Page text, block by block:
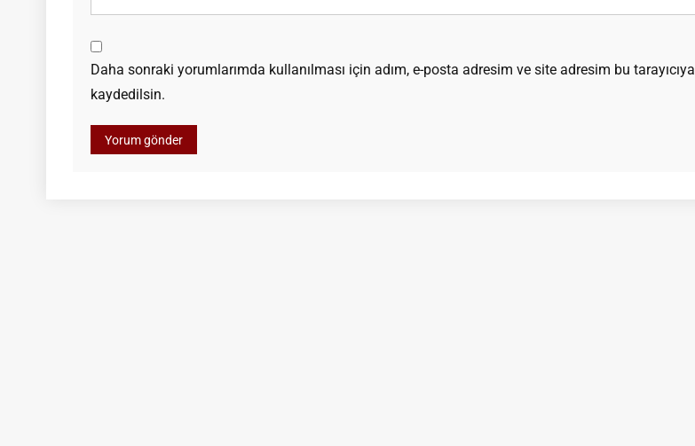
Daha sonraki yorumlarımda kullanılması için adım, e-posta adresim ve site adresim bu tarayıcıya
kaydedilsin.